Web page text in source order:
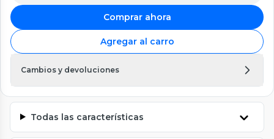
Comprar ahora
Agregar al carro
Cambios y devoluciones
Todas las características